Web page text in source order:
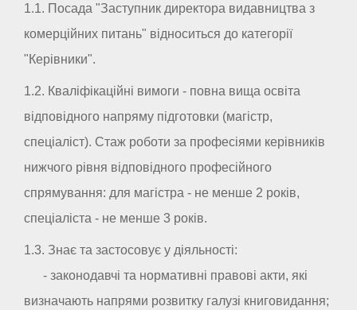
1.1. Посада "Заступник директора видавництва з
комерційних питань" відноситься до категорії
"Керівники".
1.2. Кваліфікаційні вимоги - повна вища освіта
відповідного напряму підготовки (магістр,
спеціаліст). Стаж роботи за професіями керівників
нижчого рівня відповідного професійного
спрямування: для магістра - не менше 2 років,
спеціаліста - не менше 3 років.
1.3. Знає та застосовує у діяльності:
- законодавчі та нормативні правові акти, які
визначають напрями розвитку галузі книговидання;